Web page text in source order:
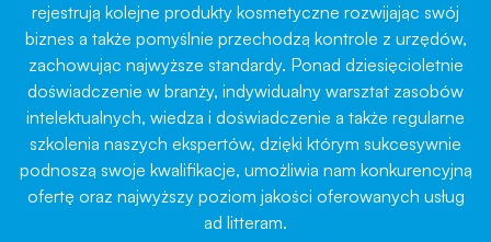
rejestrują kolejne produkty kosmetyczne rozwijając swój
biznes a także pomyślnie przechodzą kontrole z urzędów,
zachowując najwyższe standardy. Ponad dziesięcioletnie
doświadczenie w branży, indywidualny warsztat zasobów
intelektualnych, wiedza i doświadczenie a także regularne
szkolenia naszych ekspertów, dzięki którym sukcesywnie
podnoszą swoje kwalifikacje, umożliwia nam konkurencyjną
ofertę oraz najwyższy poziom jakości oferowanych usług
ad litteram.